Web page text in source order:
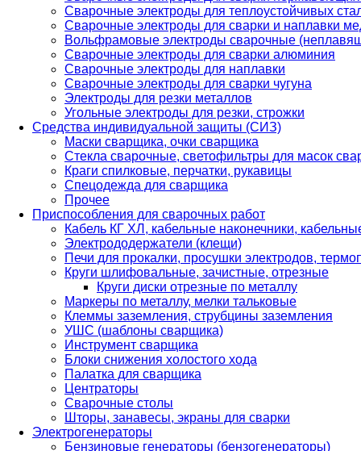
Сварочные электроды для теплоустойчивых
Сварочные электроды для сварки и наплавки
Вольфрамовые электроды сварочные
Сварочные электроды для сварки алюминия
Сварочные электроды для наплавки
Сварочные электроды для сварки чугуна
Электроды для резки металлов
Угольные электроды для резки, строжки
Средства индивидуальной защиты (СИЗ)
Маски сварщика, очки сварщика
Стекла сварочные, светофильтры для масок
Краги спилковые, перчатки, рукавицы
Спецодежда для сварщика
Прочее
Приспособления для сварочных работ
Кабель КГ ХЛ, кабельные наконечники,
Электрододержатели (клещи)
Печи для прокалки, просушки электродов,
Круги шлифовальные, зачистные, отрезные
Круги диски отрезные по металлу
Маркеры по металлу, мелки тальковые
Клеммы заземления, струбцины заземления
УШС (шаблоны сварщика)
Инструмент сварщика
Блоки снижения холостого хода
Палатка для сварщика
Центраторы
Сварочные столы
Шторы, занавесы, экраны для сварки
Электрогенераторы
Бензиновые генераторы (бензогенераторы)